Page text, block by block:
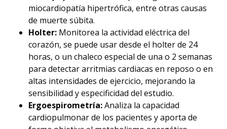
miocardiopatía hipertrófica, entre otras causas
de muerte súbita.
Holter: Monitorea la actividad eléctrica del
corazón, se puede usar desde el holter de 24
horas, o un chaleco especial de una o 2 semanas
para detectar arritmias cardiacas en reposo o en
altas intensidades de ejercicio, mejorando la
sensibilidad y especificidad del estudio.
Ergoespirometría:Analiza la capacidad
cardiopulmonar de los pacientes y aporta de